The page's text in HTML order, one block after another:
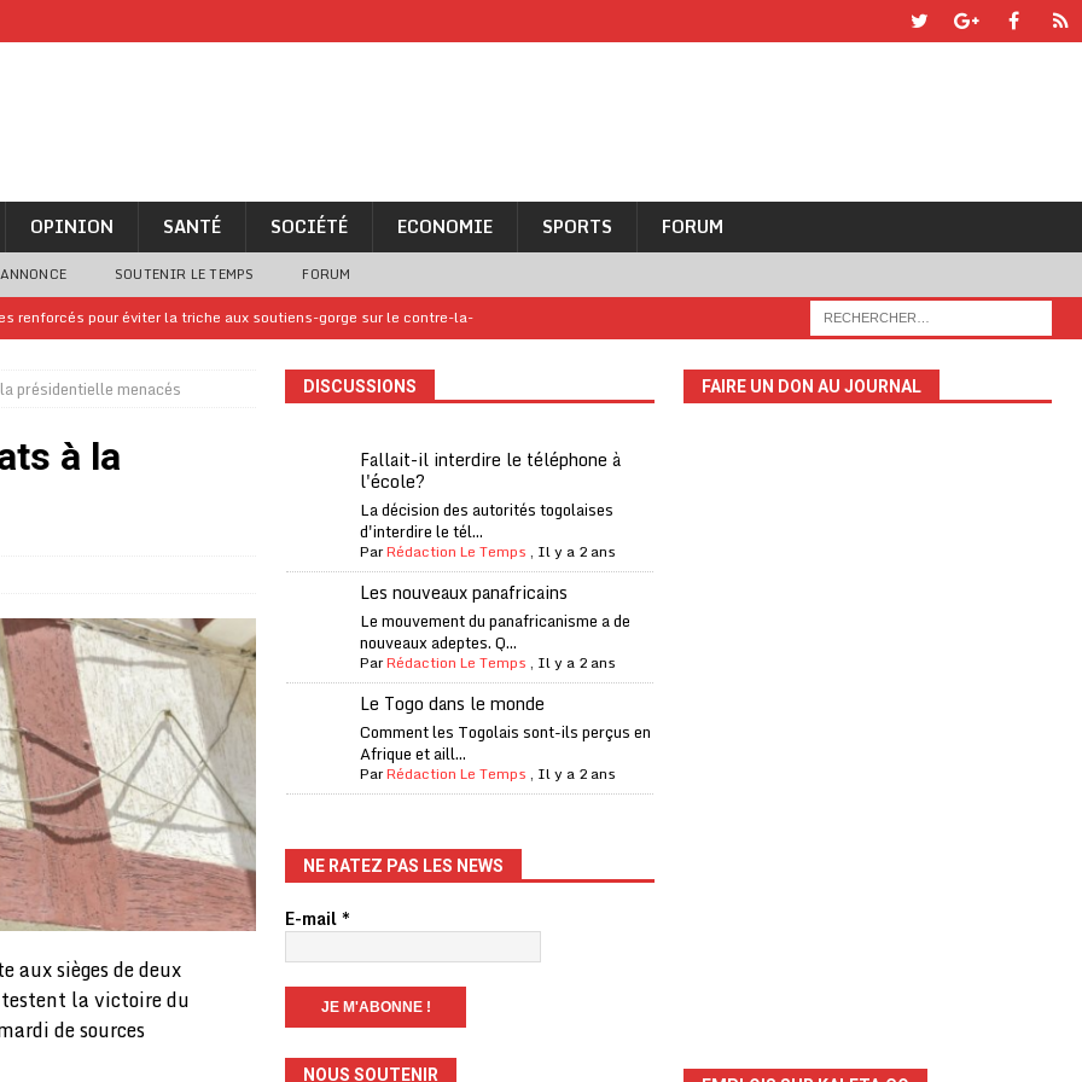
OPINION SANTÉ SOCIÉTÉ ECONOMIE SPORTS FORUM
SOUTENIR LE TEMPS FORUM
renforcés pour éviter la triche aux soutiens-gorge sur le contre-la-
confirme sa présence à la fête nationale
A LA UNE
jours de congés en Grèce
billet de loterie gagnant que son propriétaire avait envoyé à un proche
A LA UNE
à la tête de la FIFA
A LA UNE
Aliko Dangote
A LA UNE
financière
ECONOMIE
et de l’AC Milan, est mort à 66 ans
A LA UNE
son trophée de la Coupe du monde
A LA UNE
à «l’unanimité» d’un boycott des Coupes du monde
International exige une enquête
Eléphants de Côte d’Ivoire
présidentielle menacés
à la
aux sièges de deux
la victoire du
de sources
DISCUSSIONS
Fallait-il interdire le téléphone à
l'école?
La décision des autorités togolaises
d'interdire le tél...
ParRédaction Le Temps , Il y a 2 ans
Les nouveaux panafricains
Le mouvement du panafricanisme a de
nouveaux adeptes. Q...
ParRédaction Le Temps , Il y a 2 ans
Le Togo dans le monde
Comment les Togolais sont-ils perçus en
Afrique et aill...
ParRédaction Le Temps , Il y a 2 ans
NE RATEZ PAS LES NEWS
E-mail*
NOUS SOUTENIR
FAIRE UN DON AU JOURNAL